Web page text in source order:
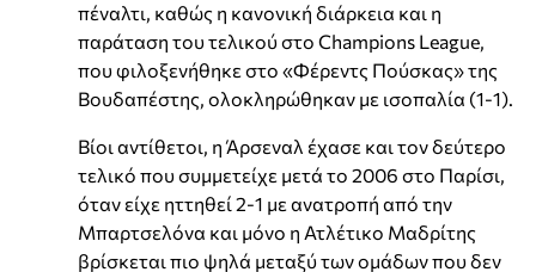
πέναλτι, καθώς η κανονική διάρκεια και η
παράταση του τελικού στο Champions League,
που φιλοξενήθηκε στο «Φέρεντς Πούσκας» της
Βουδαπέστης, ολοκληρώθηκαν με ισοπαλία (1-1).
Βίοι αντίθετοι, η Άρσεναλ έχασε και τον δεύτερο
τελικό που συμμετείχε μετά το 2006 στο Παρίσι,
όταν είχε ηττηθεί 2-1 με ανατροπή από την
Μπαρτσελόνα και μόνο η Ατλέτικο Μαδρίτης
βρίσκεται πιο ψηλά μεταξύ των ομάδων που δεν